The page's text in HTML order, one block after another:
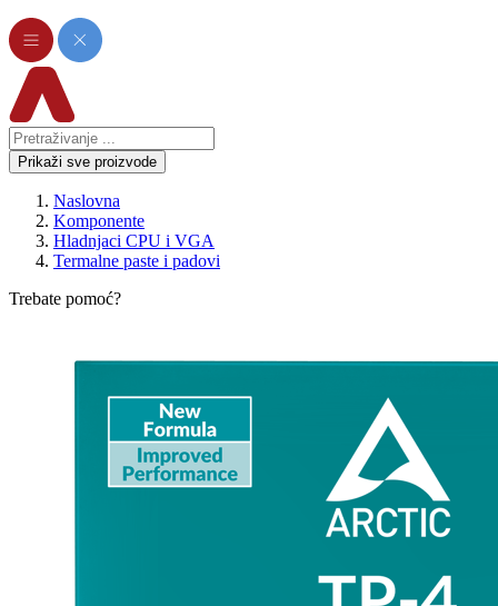
Prikaži sve proizvode
Naslovna
Komponente
Hladnjaci CPU i VGA
Termalne paste i padovi
Trebate pomoć?